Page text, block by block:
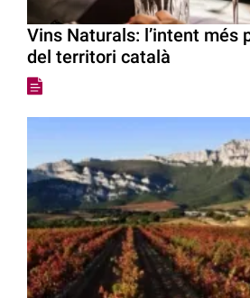
Vins Naturals: l’intent més
del territori català